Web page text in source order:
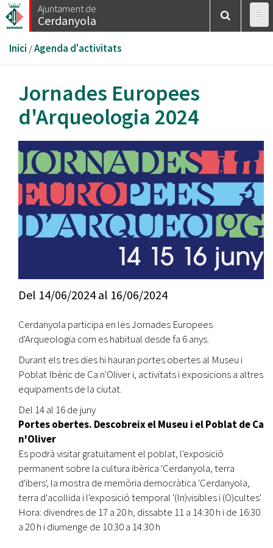
Vés
al
Ajuntament de
Cerdanyola
Esteu
aquí
Inici /Agenda d'activitats
Jornades Europees
d'Arqueologia 2024
Del 14/06/2024 al 16/06/2024
Cerdanyola participa en les Jornades Europees
d'Arqueologia com es habitual desde fa 6 anys.
Durant els tres dies hi hauran portes obertes al Museu i
Poblat Ibèric de Ca n'Oliver i, activitats i exposicions a altres
equipaments de la ciutat.
Del 14 al 16 de juny
Portes obertes. Descobreix el Museu i el Poblat de Ca
n'Oliver
Es podrà visitar gratuïtament el poblat, l'exposició
permanent sobre la cultura ibèrica 'Cerdanyola, terra
d'ibers', la mostra de memòria democràtica 'Cerdanyola,
terra d'acollida i l'exposició temporal '(In)visibles i (O)cultes'
Hora: divendres de 17 a 20 h, dissabte 11 a 14:30 h i de 16:30
a 20 h i diumenge de 10:30 a 14:30 h